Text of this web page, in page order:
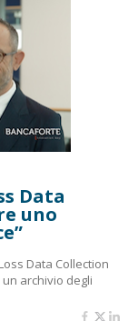
Data
uno
Data Collection
archivio degli